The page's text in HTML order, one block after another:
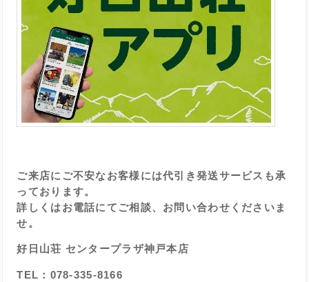
ご来店にご不安なお客様には代引き発送サービスも承
っております。
詳しくはお電話にてご相談、お問い合わせくださいま
せ。
好日山荘 センタープラザ神戸本店
TEL：078-335-8166